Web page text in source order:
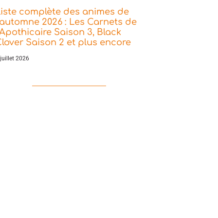
complète des animes de
2026 : Les Carnets de
Saison 3, Black
Saison 2 et plus encore
2026